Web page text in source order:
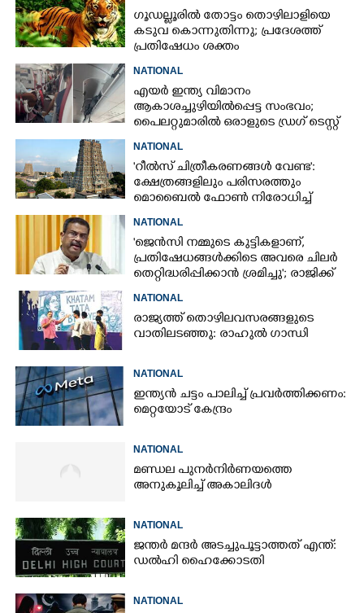
ഗൂഡല്ലൂരിൽ തോട്ടം തൊഴിലാളിയെ
കടുവ കൊന്നുതിന്നു; പ്രദേശത്ത്
പ്രതിഷേധം ശക്തം
NATIONAL
എയർ ഇന്ത്യ വിമാനം
ആകാശച്ചുഴിയിൽപ്പെട്ട സംഭവം;
പൈലറ്റുമാരിൽ ഒരാളുടെ ഡ്രഗ് ടെസ്റ്റ്
NATIONAL
'റീൽസ് ചിത്രീകരണങ്ങൾ വേണ്ട':
ക്ഷേത്രങ്ങളിലും പരിസരത്തും
മൊബൈൽ ഫോൺ നിരോധിച്ച്
NATIONAL
'ജെൻസി നമ്മുടെ കുട്ടികളാണ്,
പ്രതിഷേധങ്ങൾക്കിടെ അവരെ ചിലർ
തെറ്റിദ്ധരിപ്പിക്കാൻ ശ്രമിച്ചു'; രാജിക്ക്
ധർമ്മേന്ദ്ര പ്രധാൻ
NATIONAL
രാജ്യത്ത് തൊഴിലവസരങ്ങളുടെ
വാതിലടഞ്ഞു: രാഹുൽ ഗാന്ധി
NATIONAL
ഇന്ത്യൻ ചട്ടം പാലിച്ച് പ്രവർത്തിക്കണം:
മെറ്റയോട് കേന്ദ്രം
NATIONAL
മണ്ഡല പുനർനിർണയത്തെ
അനുകൂലിച്ച് അകാലിദൾ
NATIONAL
ജന്ത‌‌ർ മന്ദർ അടച്ചുപൂട്ടാത്തത് എന്ത്:
ഡൽഹി ഹൈക്കോടതി
NATIONAL